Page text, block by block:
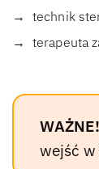
technik
terapeuta
WAŻNE!
wejść w